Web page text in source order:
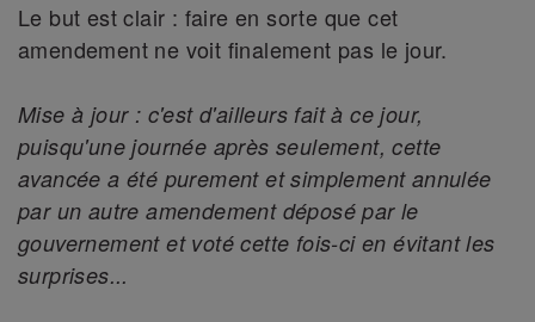
Le but est clair : faire en sorte que cet
amendement ne voit finalement pas le jour.
Mise à jour : c'est d'ailleurs fait à ce jour,
puisqu'une journée après seulement, cette
avancée a été purement et simplement annulée
par un autre amendement déposé par le
gouvernement et voté cette fois-ci en évitant les
surprises...